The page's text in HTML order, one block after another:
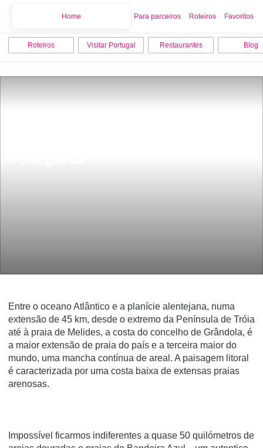
Home Para parceiros Roteiros Favoritos
Roteiros Visitar Portugal Restaurantes Blog
Entre o oceano Atlântico e a planície alentejana, numa
extensão de 45 km, desde o extremo da Península de Tróia
até à praia de Melides, a costa do concelho de Grândola, é
a maior extensão de praia do país e a terceira maior do
mundo, uma mancha contínua de areal. A paisagem litoral
é caracterizada por uma costa baixa de extensas praias
arenosas.
Impossível ficarmos indiferentes a quase 50 quilómetros de